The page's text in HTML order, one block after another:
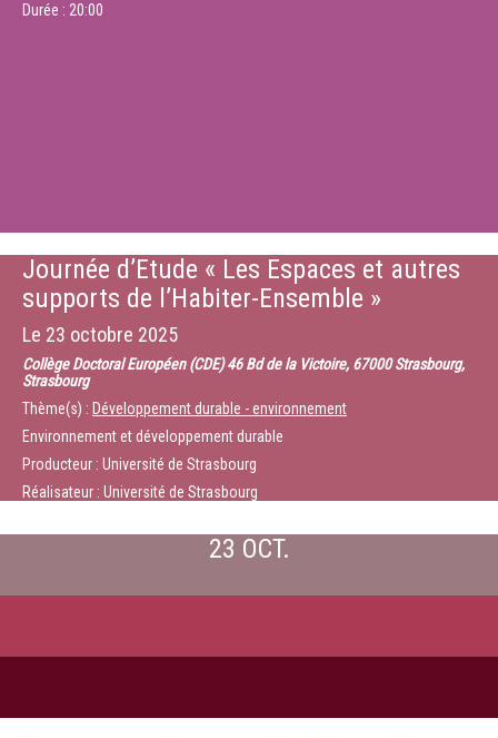
Durée : 20:00
Journée d’Etude « Les Espaces et autres
supports de l’Habiter-Ensemble »
Le 23 octobre 2025
Collège Doctoral Européen (CDE) 46 Bd de la Victoire, 67000 Strasbourg,
Strasbourg
Thème(s) : Développement durable - environnement
Environnement et développement durable
Producteur : Université de Strasbourg
Réalisateur : Université de Strasbourg
23 OCT.